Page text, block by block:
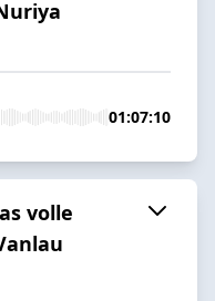
01:07:10
volle